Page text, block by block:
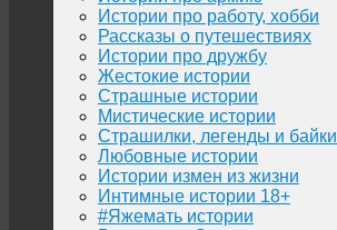
Истории про работу, хобби
Рассказы о путешествиях
Истории про дружбу
Жестокие истории
Страшные истории
Мистические истории
Страшилки, легенды и байки
Любовные истории
Истории измен из жизни
Интимные истории 18+
#Яжемать истории